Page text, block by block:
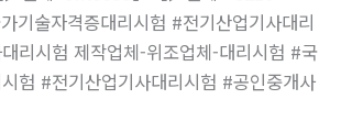
기술자격증대리시험 #전기산업기사대리
리시험 제작업체-위조업체-대리시험 #국
험 #전기산업기사대리시험 #공인중개사